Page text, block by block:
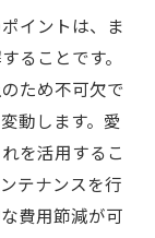
イントは、ま
ることです。
ため不可欠で
動します。愛
を活用するこ
テナンスを行
費用節減が可